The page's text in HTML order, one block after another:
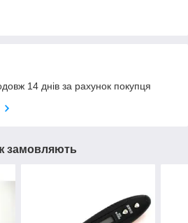
14 днів за рахунок покупця
замовляють